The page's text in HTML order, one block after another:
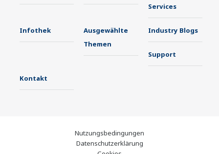
Services
Infothek
Ausgewählte
Themen
Industry Blogs
Support
Kontakt
Nutzungsbedingungen
Datenschutzerklärung